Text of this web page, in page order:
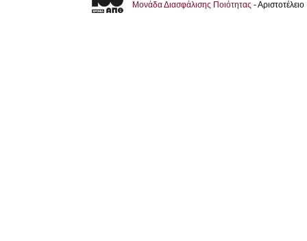
Μονάδα Διασφάλισης Ποιότητας -